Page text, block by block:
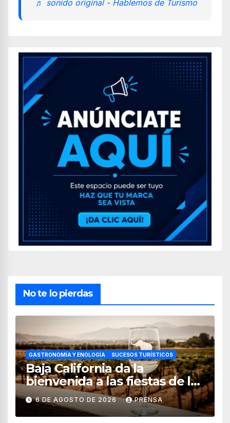
♬ sonido original - Hablemos de Turismo
No te lo pierdas
GASTRONOMÍA Y ENOLOGÍA SUCESOS TURÍSTICOS
Baja California da la
bienvenida a las fiestas de la
vendimia 2026
6 DE AGOSTO DE 2026 PRENSA